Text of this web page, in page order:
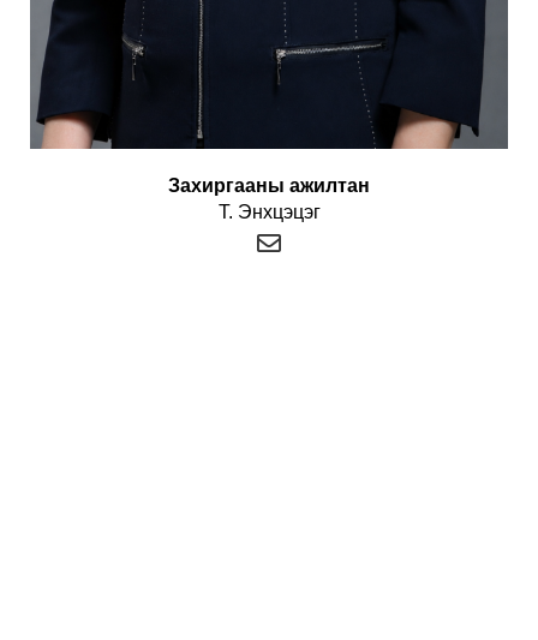
Захиргааны ажилтан
Т. Энхцэцэг